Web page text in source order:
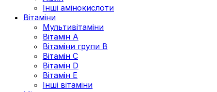
Інші амінокислоти
Вітаміни
Мультивітаміни
Вітамін А
Вітаміни групи В
Вітамін C
Вітамін D
Вітамін Е
Інші вітаміни